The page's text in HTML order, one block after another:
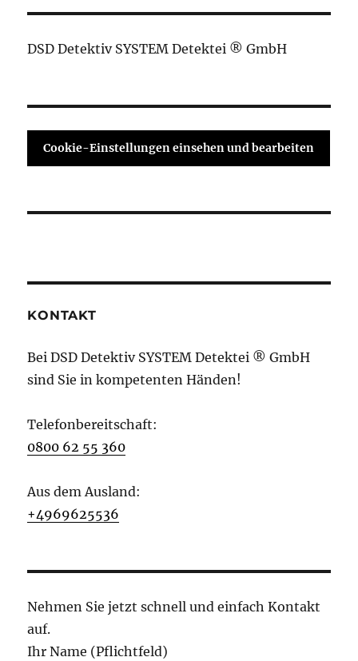
DSD Detektiv SYSTEM Detektei ® GmbH
Cookie-Einstellungen einsehen und bearbeiten
KONTAKT
Bei DSD Detektiv SYSTEM Detektei ® GmbH
sind Sie in kompetenten Händen!
Telefonbereitschaft:
0800 62 55 360
Aus dem Ausland:
+4969625536
Nehmen Sie jetzt schnell und einfach Kontakt
auf.
Ihr Name (Pflichtfeld)